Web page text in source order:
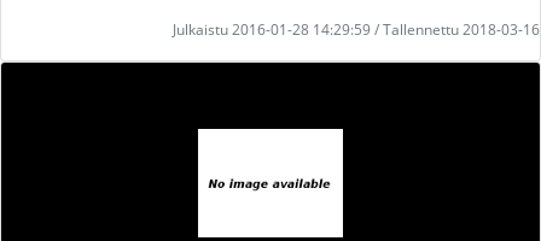
Julkaistu 2016-01-28 14:29:59 / Tallennettu 2018-03-16